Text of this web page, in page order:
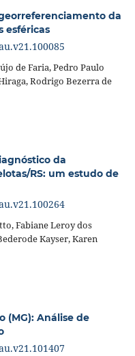
da
esféricas
de Faria, Pedro Paulo
Rodrigo Bezerra de
da
RS: um estudo de
Fabiane Leroy dos
Kayser, Karen
(MG): Análise de